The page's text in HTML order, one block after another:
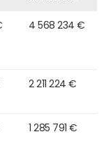
4 568 234 €
2 211 224 €
1 285 791 €